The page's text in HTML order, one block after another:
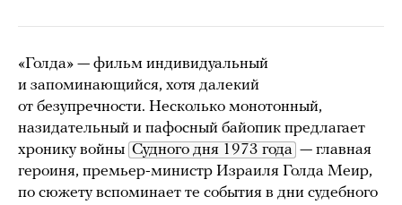
«Голда» — фильм индивидуальный
и запоминающийся, хотя далекий
от безупречности. Несколько монотонный,
назидательный и пафосный байопик предлагает
хронику войны Судного дня 1973 года — главная
героиня, премьер-министр Израиля Голда Меир,
по сюжету вспоминает те события в дни судебного